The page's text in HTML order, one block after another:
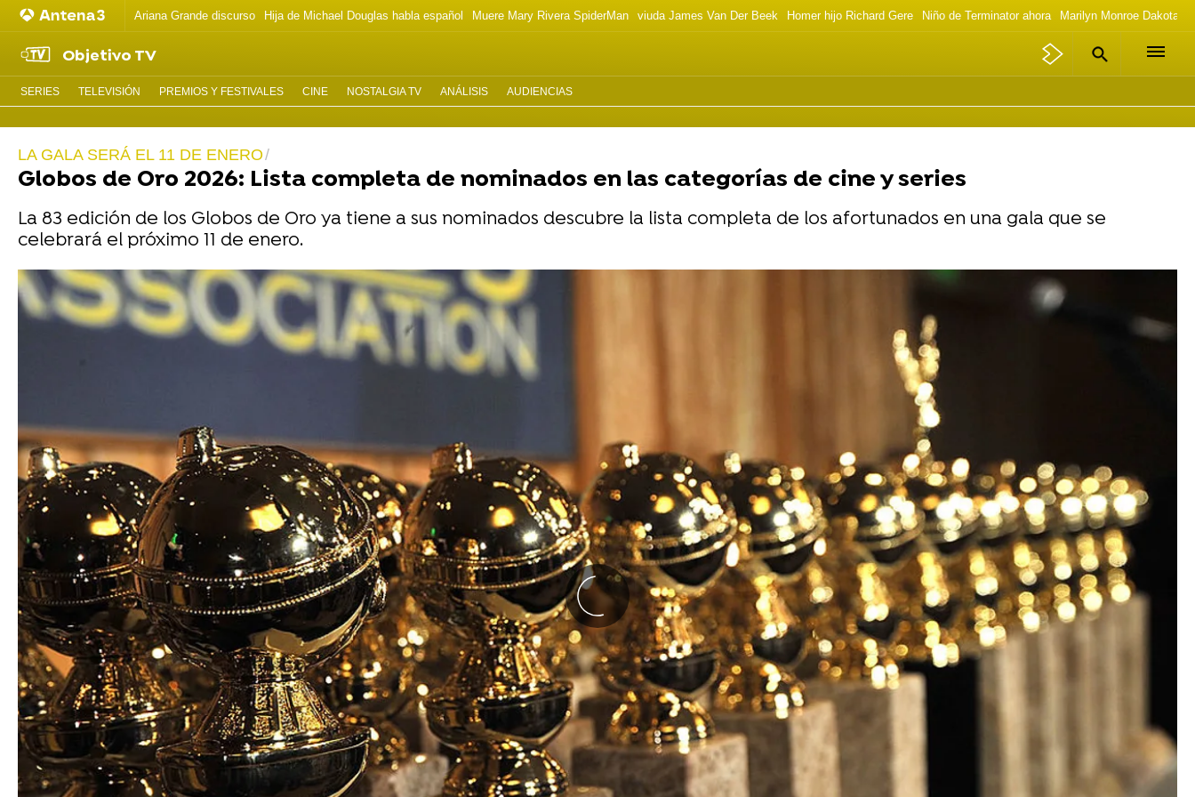
Ariana Grande discurso Hija de Michael Douglas habla español Muere Mary Rivera SpiderMan viuda James Van Der Beek Homer hijo Richard Gere Niño de Terminator ahora Marilyn Monroe Dakota
Objetivo TV
SERIES TELEVISIÓN PREMIOS Y FESTIVALES CINE NOSTALGIA TV ANÁLISIS AUDIENCIAS
LA GALA SERÁ EL 11 DE ENERO
Globos de Oro 2026: Lista completa de nominados en las categorías de cine y series
La 83 edición de los Globos de Oro ya tiene a sus nominados descubre la lista completa de los afortunados en una gala que se
celebrará el próximo 11 de enero.